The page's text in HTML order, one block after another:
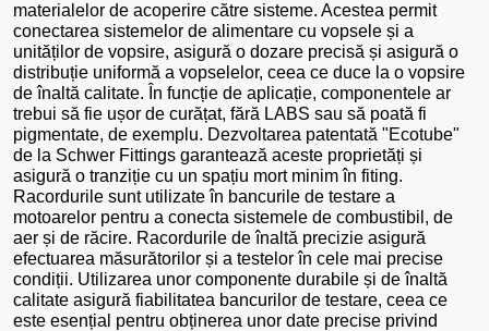
materialelor de acoperire către sisteme. Acestea permit
conectarea sistemelor de alimentare cu vopsele și a
unităților de vopsire, asigură o dozare precisă și asigură o
distribuție uniformă a vopselelor, ceea ce duce la o vopsire
de înaltă calitate. În funcție de aplicație, componentele ar
trebui să fie ușor de curățat, fără LABS sau să poată fi
pigmentate, de exemplu. Dezvoltarea patentată "Ecotube"
de la Schwer Fittings garantează aceste proprietăți și
asigură o tranziție cu un spațiu mort minim în fiting.
Racordurile sunt utilizate în bancurile de testare a
motoarelor pentru a conecta sistemele de combustibil, de
aer și de răcire. Racordurile de înaltă precizie asigură
efectuarea măsurătorilor și a testelor în cele mai precise
condiții. Utilizarea unor componente durabile și de înaltă
calitate asigură fiabilitatea bancurilor de testare, ceea ce
este esențial pentru obținerea unor date precise privind